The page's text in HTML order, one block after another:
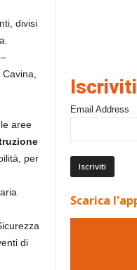
divisi
aree
per
di
Email Address
Scarica